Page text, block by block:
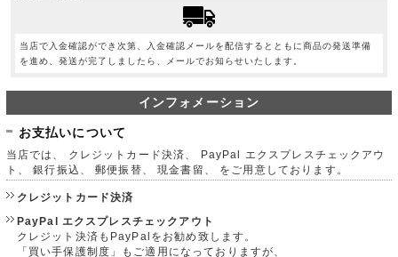
当店で入金確認ができ次第、入金確認メールを配信するとともに商品の発送準備
を進め、発送が完了しましたら、メールでお知らせいたします。
インフォメーション
お支払いについて
当店では、 クレジットカード決済、 PayPal エクスプレスチェックアウ
ト、 銀行振込、 郵便振替、 現金書留、 をご用意しております。
クレジットカード決済
PayPal エクスプレスチェックアウト
クレジット決済もPayPalをお勧め致します。
「買い手保護制度」もご適用になっておりますが、